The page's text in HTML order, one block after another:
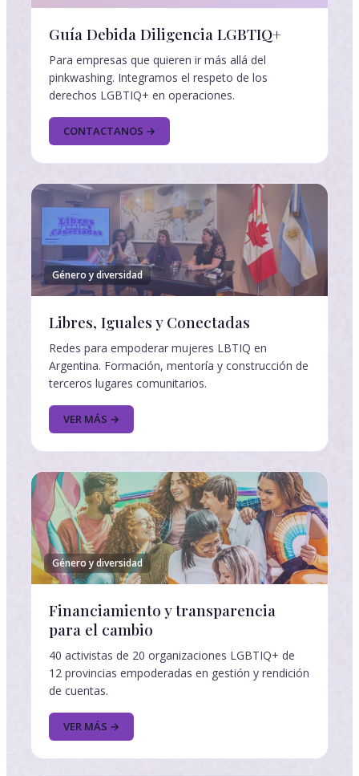
Guía Debida Diligencia LGBTIQ+
Para empresas que quieren ir más allá del
pinkwashing. Integramos el respeto de los
derechos LGBTIQ+ en operaciones.
CONTACTANOS →
Género y diversidad
Libres, Iguales y Conectadas
Redes para empoderar mujeres LBTIQ en
Argentina. Formación, mentoría y construcción de
terceros lugares comunitarios.
VER MÁS →
Género y diversidad
Financiamiento y transparencia
para el cambio
40 activistas de 20 organizaciones LGBTIQ+ de
12 provincias empoderadas en gestión y rendición
de cuentas.
VER MÁS →